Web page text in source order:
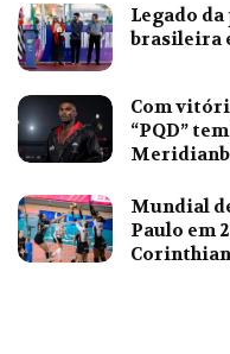
Legado
brasileira
Com
“PQD”
Mundial
Paulo em